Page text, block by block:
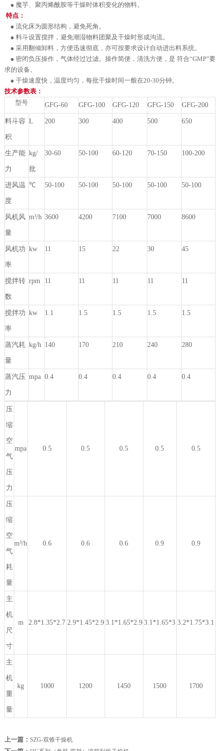
● 魔芋、聚丙烯酰胺等干燥时体积变化的物料。
特点：
● 流化床为圆形结构，避免死角。
● 料斗设置搅拌，避免潮湿物料团聚及干燥时形成沟流。
● 采用翻倾卸料，方便迅速彻底，亦可按要求设计自动进出料系统。
● 密闭负压操作，气体经过过滤。操作简便，清洗方便，是 符合“GMP”要
求的设备。
● 干燥速度快，温度均匀，每批干燥时间一般在20-30分钟。
技术参数表：
型号
GFG-60 GFG-100 GFG-120 GFG-150 GFG-200
料斗容
积
L 200 300 400 500 650
生产能
力
kg/
批
30-60 50-100 60-120 70-150 100-200
进风温
度
℃ 50-100 50-100 50-100 50-100 50-100
风机风
量
m³/h 3600 4200 7100 7000 8600
风机功
率
kw 11 15 22 30 45
搅拌转
数
rpm 11 11 11 11 11
搅拌功
率
kw 1.1 1.5 1.5 1.5 1.5
蒸汽耗
量
kg/h 140 170 210 240 280
蒸汽压
力
mpa 0.4 0.4 0.4 0.4 0.4
压
缩
空
气
压
力
mpa 0.5 0.5 0.5 0.5 0.5
压
缩
空
气
耗
量
m³/h 0.6 0.6 0.6 0.9 0.9
主
机
尺
寸
m 2.8*1.35*2.7 2.9*1.45*2.9 3.1*1.65*2.9 3.1*1.65*3 3.2*1.75*3.1
主
机
重
量
kg 1000 1200 1450 1500 1700
上一篇： SZG-双锥干燥机